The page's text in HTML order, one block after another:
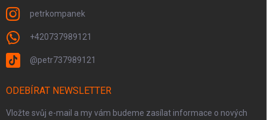
petrkompanek
+420737989121
@petr737989121
ODEBÍRAT NEWSLETTER
Vložte svůj e-mail a my vám budeme zasílat informace o nových